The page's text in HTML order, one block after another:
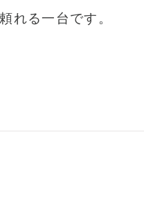
れる一台です。